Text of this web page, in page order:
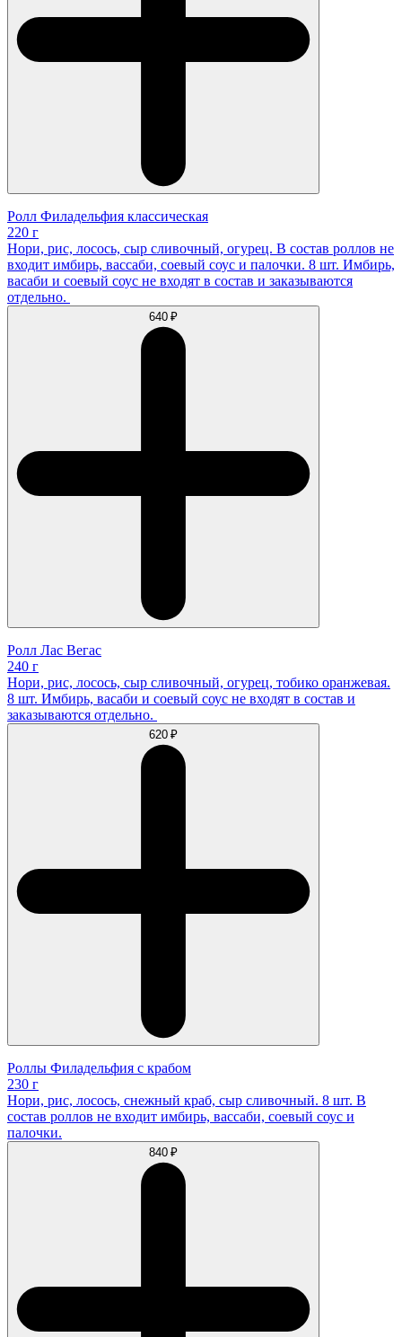
Ролл Филадельфия классическая
220 г
Нори, рис, лосось, сыр сливочный, огурец. В состав роллов не
входит имбирь, вассаби, соевый соус и палочки. 8 шт. Имбирь,
васаби и соевый соус не входят в состав и заказываются
отдельно.
640 ₽
Ролл Лас Вегас
240 г
Нори, рис, лосось, сыр сливочный, огурец, тобико оранжевая.
8 шт. Имбирь, васаби и соевый соус не входят в состав и
заказываются отдельно.
620 ₽
Роллы Филадельфия с крабом
230 г
Нори, рис, лосось, снежный краб, сыр сливочный. 8 шт. В
состав роллов не входит имбирь, вассаби, соевый соус и
палочки.
840 ₽